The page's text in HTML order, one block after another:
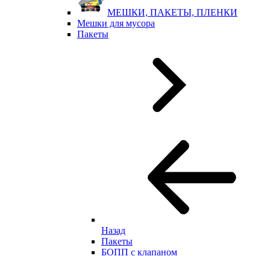
МЕШКИ, ПАКЕТЫ, ПЛЕНКИ
Мешки для мусора
Пакеты
Назад
Пакеты
БОПП с клапаном